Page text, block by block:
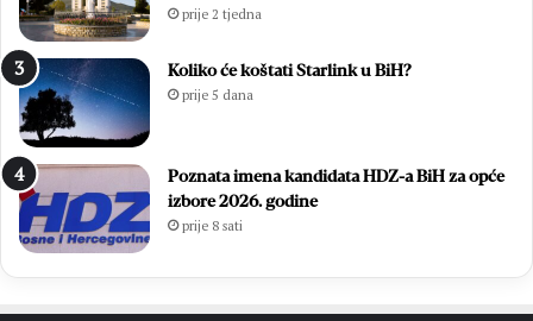
prije 2 tjedna
Koliko će koštati Starlink u BiH?
prije 5 dana
Poznata imena kandidata HDZ-a BiH za opće
izbore 2026. godine
prije 8 sati